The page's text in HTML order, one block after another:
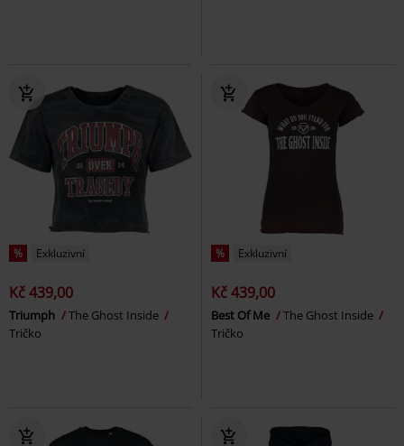
% Exkluzivní
Kč 439,00
Triumph
The Ghost Inside
Tričko
% Exkluzivní
Kč 439,00
Best Of Me
The Ghost Inside
Tričko